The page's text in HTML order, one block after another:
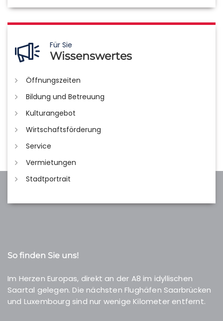
Für Sie
Wissenswertes
Öffnungszeiten
Bildung und Betreuung
Kulturangebot
Wirtschaftsförderung
Service
Vermietungen
Stadtportrait
So finden Sie uns!
Im Herzen Europas, direkt an der A8 im idyllischen
Saartal gelegen. Die nächsten Flughäfen Saarbrücken
und Luxembourg sind nur wenige Kilometer entfernt.